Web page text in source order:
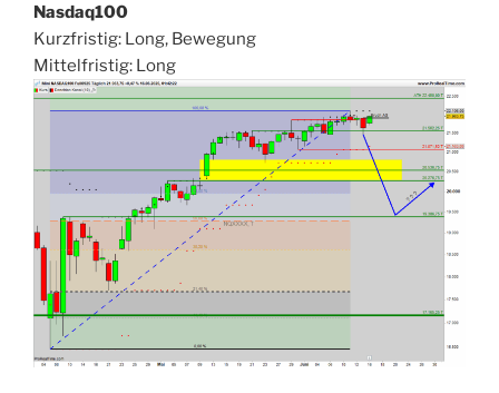
Nasdaq100
Kurzfristig: Long, Bewegung
Mittelfristig: Long